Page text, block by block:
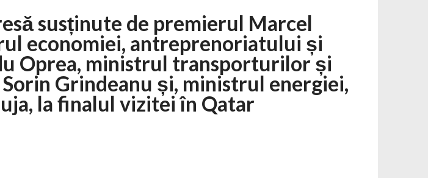
15/07/2026
15/07/2026
care... 15/07/2026
15/07/2026
04/08/2026
2026
pri...
susținute de premierul Marcel
economiei, antreprenoriatului și
Oprea, ministrul transporturilor și
Grindeanu și, ministrul energiei,
la finalul vizitei în Qatar